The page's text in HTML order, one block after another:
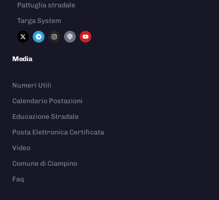
Pattuglia stradale
Targa System
Media
Numeri Utili
Calendario Postazioni
Educazione Stradale
Posta Elettronica Certificata
Video
Comune di Ciampino
Faq